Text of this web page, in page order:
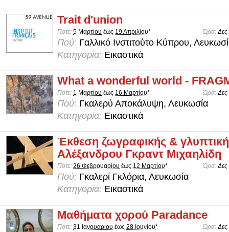
Trait d'union
Πότε: 5 Μαρτίου έως 19 Απριλίου* Ώρα: Δες
Πού: Γαλλικό Ινστιτούτο Κύπρου,
Κατηγορία: Εικαστικά
What a wonderful world -
Πότε: 1 Μαρτίου έως 16 Μαρτίου* Ώρα: Δες
Πού: Γκαλερύ Αποκάλυψη, Λευκωσία
Κατηγορία: Εικαστικά
Έκθεση ζωγραφικής &
Αλέξανδρου Γκραντ Μιχαηλίδη
Πότε: 26 Φεβρουαρίου έως 12 Μαρτίου* Ώρα:Δες
Πού: Γκαλερί Γκλόρια, Λευκωσία
Κατηγορία: Εικαστικά
Μαθήματα χορού Paradance
Πότε: 31 Ιανουαρίου έως 28 Ιουνίου* Ώρα:Δες